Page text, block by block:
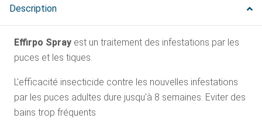
Description
Effirpo Spray est un traitement des infestations par les
puces et les tiques.
L'efficacité insecticide contre les nouvelles infestations
par les puces adultes dure jusqu'à 8 semaines. Eviter des
bains trop fréquents